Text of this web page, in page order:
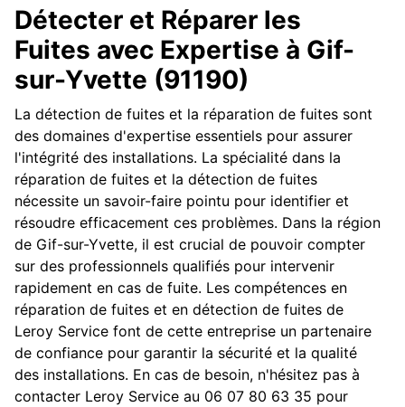
Détecter et Réparer les
Fuites avec Expertise à Gif-
sur-Yvette (91190)
La détection de fuites et la réparation de fuites sont
des domaines d'expertise essentiels pour assurer
l'intégrité des installations. La spécialité dans la
réparation de fuites et la détection de fuites
nécessite un savoir-faire pointu pour identifier et
résoudre efficacement ces problèmes. Dans la région
de Gif-sur-Yvette, il est crucial de pouvoir compter
sur des professionnels qualifiés pour intervenir
rapidement en cas de fuite. Les compétences en
réparation de fuites et en détection de fuites de
Leroy Service font de cette entreprise un partenaire
de confiance pour garantir la sécurité et la qualité
des installations. En cas de besoin, n'hésitez pas à
contacter Leroy Service au 06 07 80 63 35 pour